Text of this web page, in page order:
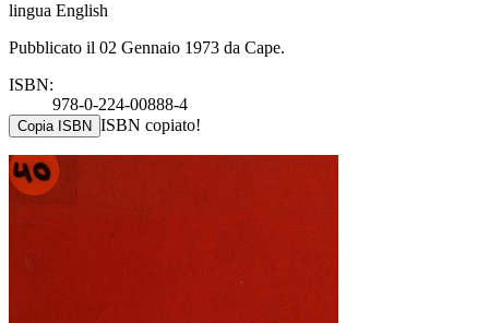
lingua English
Pubblicato il 02 Gennaio 1973 da Cape.
ISBN:
978-0-224-00888-4
Copia ISBN ISBN copiato!